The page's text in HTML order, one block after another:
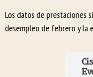
Los datos de prestaciones
desempleo de febrero y la